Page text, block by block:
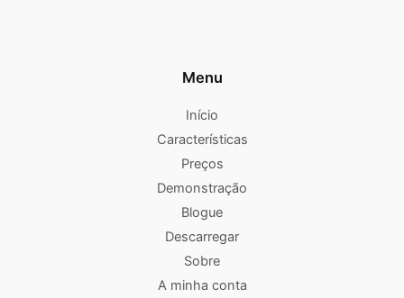
Menu
Início
Características
Preços
Demonstração
Blogue
Descarregar
Sobre
A minha conta